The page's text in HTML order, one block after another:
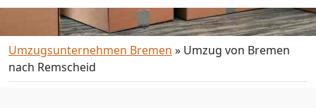
Umzugsunternehmen Bremen » Umzug von Bremen
nach Remscheid